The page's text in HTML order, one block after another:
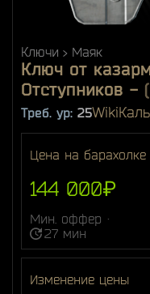
Ключи Маяк
Ключ от
Отступников -
Треб. ур: 25Wiki
Цена на барахолке
144 000₽
Мин. оффер ·
27 мин
Изменение цены